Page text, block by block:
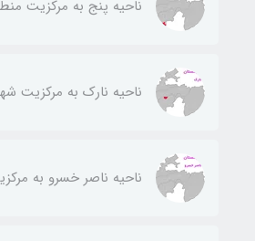
ناحيه پنج به مركزيت
ناحيه نارك به مركزيت
ناحيه ناصر خسرو به